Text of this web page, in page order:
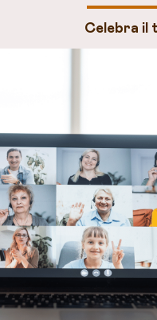
Celebra il